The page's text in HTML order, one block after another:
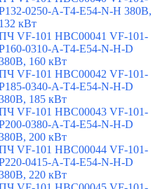
0250-A-T4-E54-N-H 380В,
132 кВт
VF-101 HBC00041 VF-101-
0310-A-T4-E54-N-H-D
160 кВт
VF-101 HBC00042 VF-101-
0340-A-T4-E54-N-H-D
185 кВт
VF-101 HBC00043 VF-101-
0380-A-T4-E54-N-H-D
200 кВт
VF-101 HBC00044 VF-101-
0415-A-T4-E54-N-H-D
220 кВт